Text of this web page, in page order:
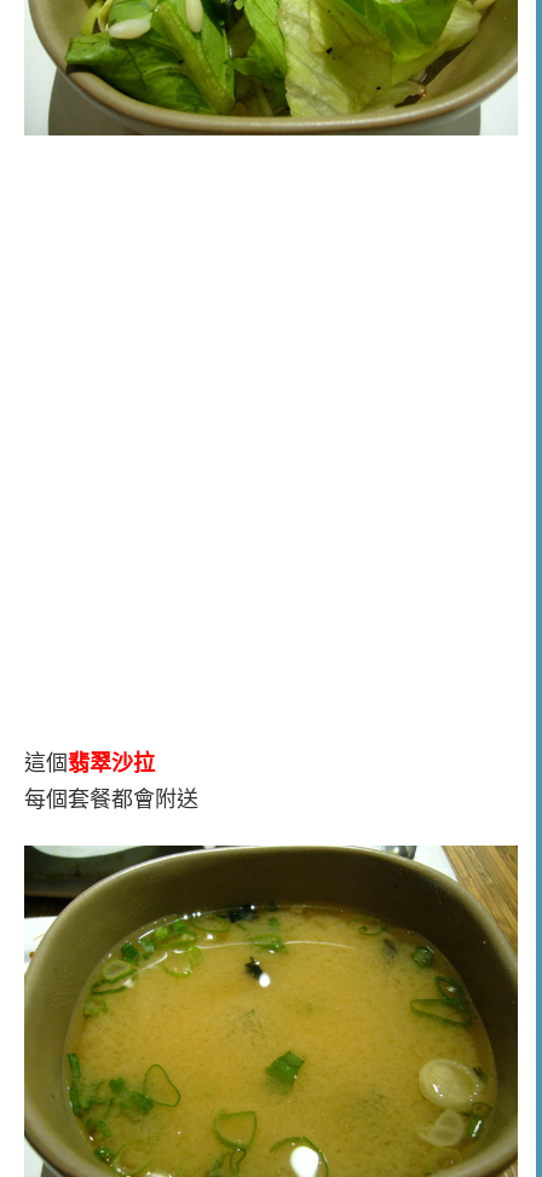
這個翡翠沙拉
每個套餐都會附送